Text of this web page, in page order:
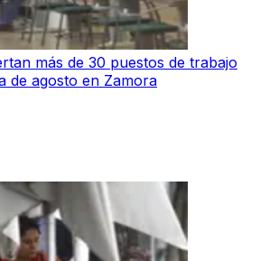
más de 30 puestos de trabajo
de agosto en Zamora